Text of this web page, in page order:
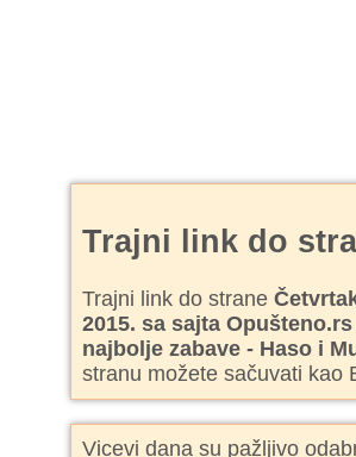
Trajni link do
Trajni link do strane
2015. sa sajta Opušteno.rs
najbolje zabave - Haso i
stranu možete sačuvati kao
Vicevi dana su pažljivo